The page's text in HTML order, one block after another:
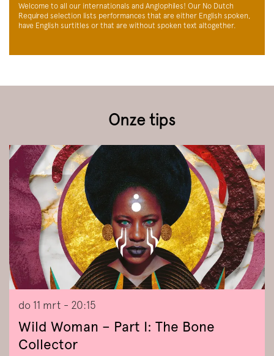
Welcome to all our internationals and Anglophiles! Our No Dutch
Required selection lists performances that are either English spoken,
have English surtitles or that are without spoken text altogether.
Onze tips
Wild Woman – Part I: The Bone
Collector
do 11 mrt - 20:15